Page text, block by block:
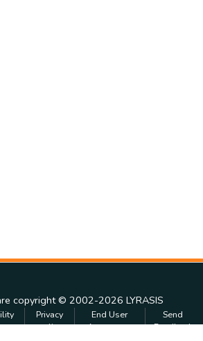
copyright © 2002-2026 LYRASIS
Privacy
policy
End User
Agreement
Send
Feedback